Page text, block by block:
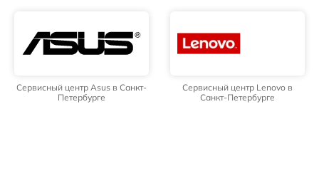
Сервисный центр Asus в Санкт-
Петербурге
Сервисный центр Lenovo в
Санкт-Петербурге